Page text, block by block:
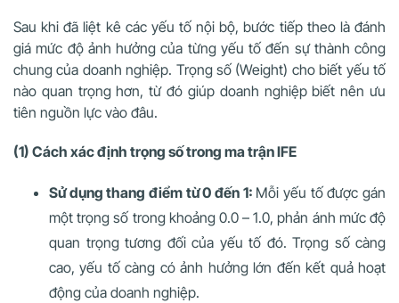
Sau khi đã liệt kê các yếu tố nội bộ, bước tiếp theo là đánh
giá mức độ ảnh hưởng của từng yếu tố đến sự thành công
chung của doanh nghiệp. Trọng số (Weight) cho biết yếu tố
nào quan trọng hơn, từ đó giúp doanh nghiệp biết nên ưu
tiên nguồn lực vào đâu.
(1) Cách xác định trọng số trong ma trận IFE
Sử dụng thang điểm từ 0 đến 1: Mỗi yếu tố được gán
một trọng số trong khoảng 0.0 – 1.0, phản ánh mức độ
quan trọng tương đối của yếu tố đó. Trọng số càng
cao, yếu tố càng có ảnh hưởng lớn đến kết quả hoạt
động của doanh nghiệp.